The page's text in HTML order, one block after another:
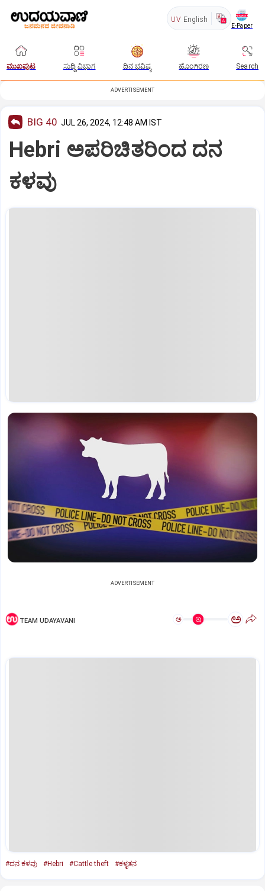
UV English
E-Paper
ಮುಖಪುಟ ಸುದ್ದಿ ವಿಭಾಗ ದಿನ ಭವಿಷ್ಯ ಹೊಂಗಿರಣ Search
ADVERTISEMENT
BIG 40 JUL 26, 2024, 12:48 AM IST
Hebri ಅಪರಿಚಿತರಿಂದ ದನ
ಕಳವು
ADVERTISEMENT
TEAM UDAYAVANI ಅ ಅ
#ದನ ಕಳವು #Hebri #Cattle theft #ಕಳ್ಳತನ